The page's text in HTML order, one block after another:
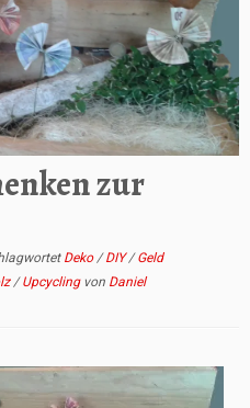
zur
Deko/DIY/Geld
/Upcycling von Daniel